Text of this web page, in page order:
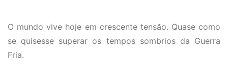
O mundo vive hoje em crescente tensão. Quase como
se quisesse superar os tempos sombrios da Guerra
Fria.